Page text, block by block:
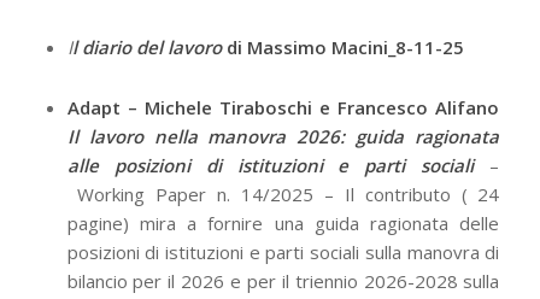
Il diario del lavorodi Massimo Macini_8-11-25
Adapt – Michele Tiraboschi e Francesco Alifano
Il lavoro nella manovra 2026: guida ragionata
alle posizioni di istituzioni e parti sociali–
Working Paper n. 14/2025 – Il contributo ( 24
pagine) mira a fornire una guida ragionata delle
posizioni di istituzioni e parti sociali sulla manovra di
bilancio per il 2026 e per il triennio 2026-2028 sulla